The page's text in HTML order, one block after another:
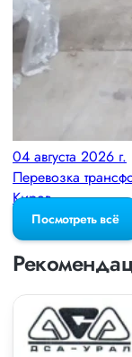
04 августа 2026 г.
Перевозка
Киров
Посмотреть всё